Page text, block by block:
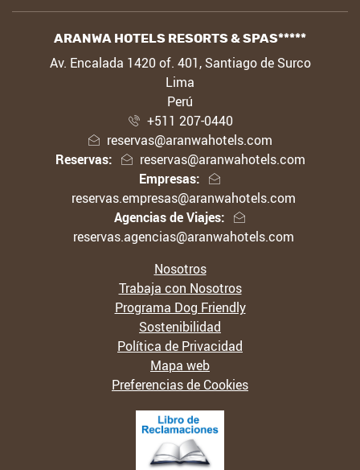
DIRECCIÓN
ARANWA HOTELS RESORTS & SPAS*****
Av. Encalada 1420 of. 401, Santiago de Surco
Lima
Perú
+511 207-0440
reservas@aranwahotels.com
Reservas:
reservas@aranwahotels.com
Empresas:
reservas.empresas@aranwahotels.com
Agencias de Viajes:
reservas.agencias@aranwahotels.com
Nosotros
Trabaja con Nosotros
Programa Dog Friendly
Sostenibilidad
Política de Privacidad
Mapa web
Preferencias de Cookies